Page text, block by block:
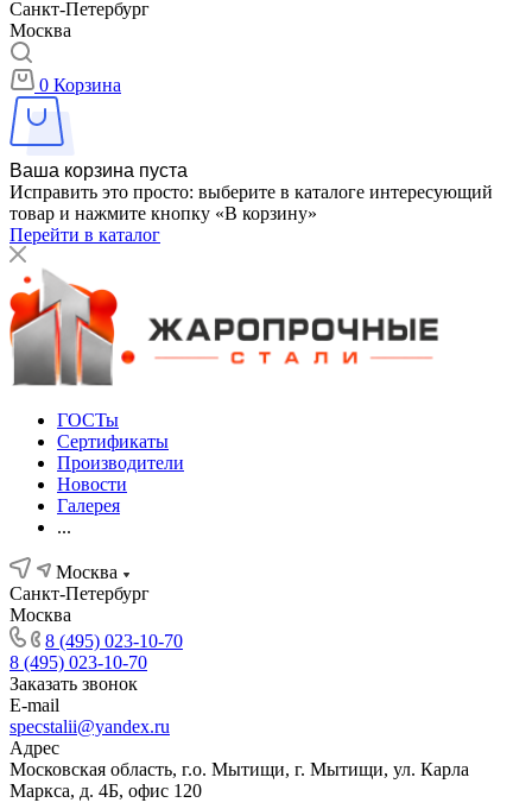
Санкт-Петербург
Москва
0 Корзина
Ваша корзина пуста
Исправить это просто: выберите в каталоге интересующий
товар и нажмите кнопку «В корзину»
Перейти в каталог
ГОСТы
Сертификаты
Производители
Новости
Галерея
...
Москва
Санкт-Петербург
Москва
8 (495) 023-10-70
8 (495) 023-10-70
Заказать звонок
E-mail
specstalii@yandex.ru
Адрес
Московская область, г.о. Мытищи, г. Мытищи, ул. Карла
Маркса, д. 4Б, офис 120